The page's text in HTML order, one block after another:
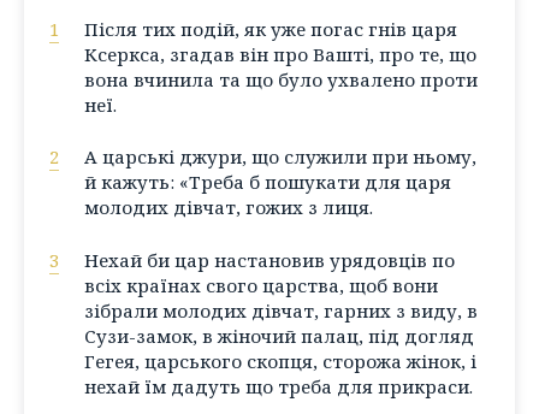
1
Після тих подій, як уже погас гнів царя
Ксеркса, згадав він про Вашті, про те, що
вона вчинила та що було ухвалено проти
неї.
2
А царські джури, що служили при ньому,
й кажуть: «Треба б пошукати для царя
молодих дівчат, гожих з лиця.
3
Нехай би цар настановив урядовців по
всіх країнах свого царства, щоб вони
зібрали молодих дівчат, гарних з виду, в
Сузи-замок, в жіночий палац, під догляд
Гегея, царського скопця, сторожа жінок, і
нехай їм дадуть що треба для прикраси.